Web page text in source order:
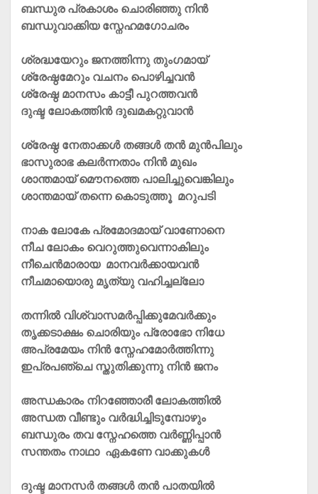
ബന്ധുര പ്രകാശം ചൊരിഞ്ഞു നിന്‍
ബന്ധുവാക്കിയ സ്നേഹമഗോചരം
ശ്രദ്ധയേറും ജനത്തിന്നു തുംഗമായ്
ശ്രേഷ്ഠമേറും വചനം പൊഴിച്ചവന്‍
ശ്രേഷ്ഠ മാനസം കാട്ടീ പുറത്തവന്‍
ദുഷ്ട ലോകത്തിന്‍ ദുഖമകറ്റുവാന്‍
ശ്രേഷ്ഠ നേതാക്കള്‍ തങ്ങള്‍ തന്‍ മുന്‍പിലും
ഭാസുരാഭ കലര്‍ന്നതാം നിന്‍ മുഖം
ശാന്തമായ് മൌനത്തെ പാലിച്ചുവെങ്കിലും
ശാന്തമായ് തന്നെ കൊടുത്തൂ മറുപടി
നാക ലോകേ പ്രമോദമായ് വാണോനെ
നീച ലോകം വെറുത്തുവെന്നാകിലും
നീചെന്‍മാരായ മാനവര്‍ക്കായവന്‍
നീചമായൊരു മൃത്യു വഹിച്ചല്ലോ
തന്നില്‍ വിശ്വാസമര്‍പ്പിക്കുമേവര്‍ക്കും
തൃക്കടാക്ഷം ചൊരിയും പ്രോഭോ നിധേ
അപ്രമേയം നിന്‍ സ്നേഹമോര്‍ത്തിന്നു
ഇപ്രപഞ്ചെ സ്തുതിക്കുന്നു നിന്‍ ജനം
അന്ധകാരം നിറഞ്ഞോരീ ലോകത്തില്‍
അന്ധത വീണ്ടും വര്‍ദ്ധിച്ചിടുമ്പോഴും
ബന്ധുരം തവ സ്നേഹത്തെ വര്‍ണ്ണിപ്പാന്‍
സന്തതം നാഥാ ഏകണേ വാക്കുകള്‍
ദുഷ്ട മാനസര്‍ തങ്ങള്‍ തന്‍ പാതയില്‍